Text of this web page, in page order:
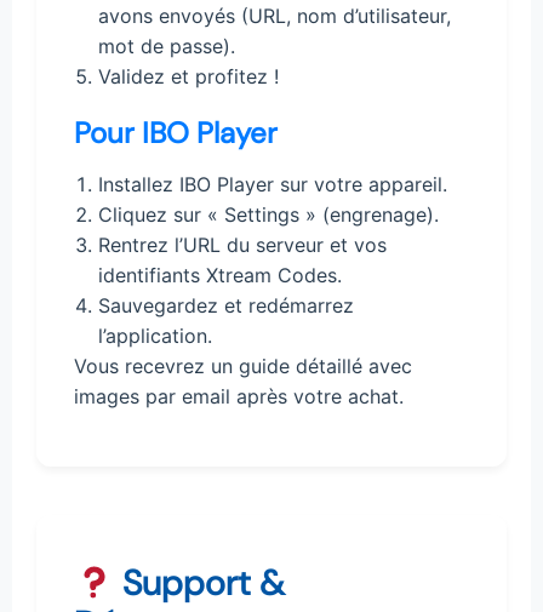
avons envoyés (URL, nom d’utilisateur,
mot de passe).
Validez et profitez !
Pour IBO Player
Installez IBO Player sur votre appareil.
Cliquez sur « Settings » (engrenage).
Rentrez l’URL du serveur et vos
identifiants Xtream Codes.
Sauvegardez et redémarrez
l’application.
Vous recevrez un guide détaillé avec
images par email après votre achat.
Support &